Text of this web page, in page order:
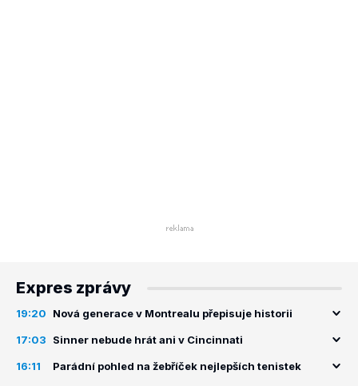
Expres zprávy
19:20 Nová generace v Montrealu přepisuje historii
17:03 Sinner nebude hrát ani v Cincinnati
16:11 Parádní pohled na žebříček nejlepších tenistek